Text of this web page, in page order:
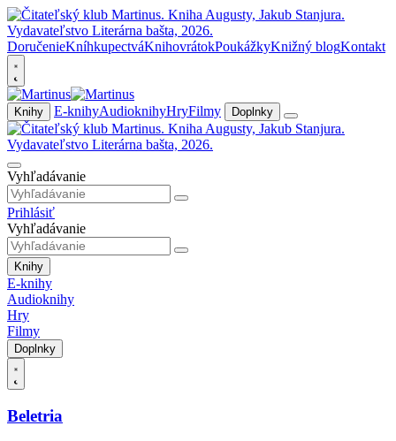
DoručenieKníhkupectváKnihovrátokPoukážkyKnižný blogKontakt
Knihy E-knihyAudioknihyHryFilmy Doplnky
Vyhľadávanie
Prihlásiť
Vyhľadávanie
Knihy
E-knihy
Audioknihy
Hry
Filmy
Doplnky
Beletria